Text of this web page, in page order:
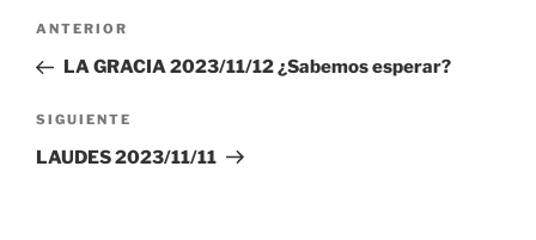
Navegación
entradas
Entrada
anterior:
ANTERIOR
LA GRACIA 2023/11/12 ¿Sabemos esperar?
Siguiente
entrada
SIGUIENTE
LAUDES 2023/11/11